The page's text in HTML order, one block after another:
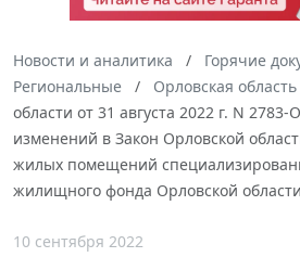
Новости и аналитика
Горячие
Региональные
Орловская область
области от 31 августа 2022 г. N
изменений в Закон Орловской
жилых помещений
жилищного фонда Орловской
10 сентября 2022